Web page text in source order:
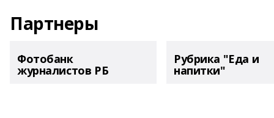
Партнеры
Фотобанк
журналистов РБ
Рубрика "Еда и
напитки"